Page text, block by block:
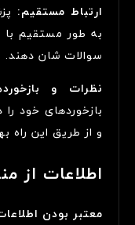
ارتباط مستقیم:
به طور مستقیم
سوالات شان دهند.
نظرات و
بازخوردهای خود
و از طریق این راه
اطلاعات از
معتبر بودن